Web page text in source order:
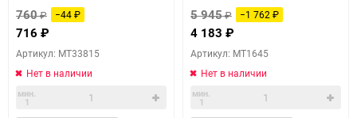
760₽ −44₽
716 ₽
Артикул: MT33815
Нет в наличии
мин.
1
5 945₽ −1 762 ₽
4 183 ₽
Артикул: MT1645
Нет в наличии
мин.
1